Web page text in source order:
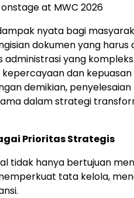
at MWC 2026
nyata bagi
dokumen yang harus
yang
dan
demikian,
dalam strategi
Prioritas Strategis
tidak hanya bertujuan
tata kelola,